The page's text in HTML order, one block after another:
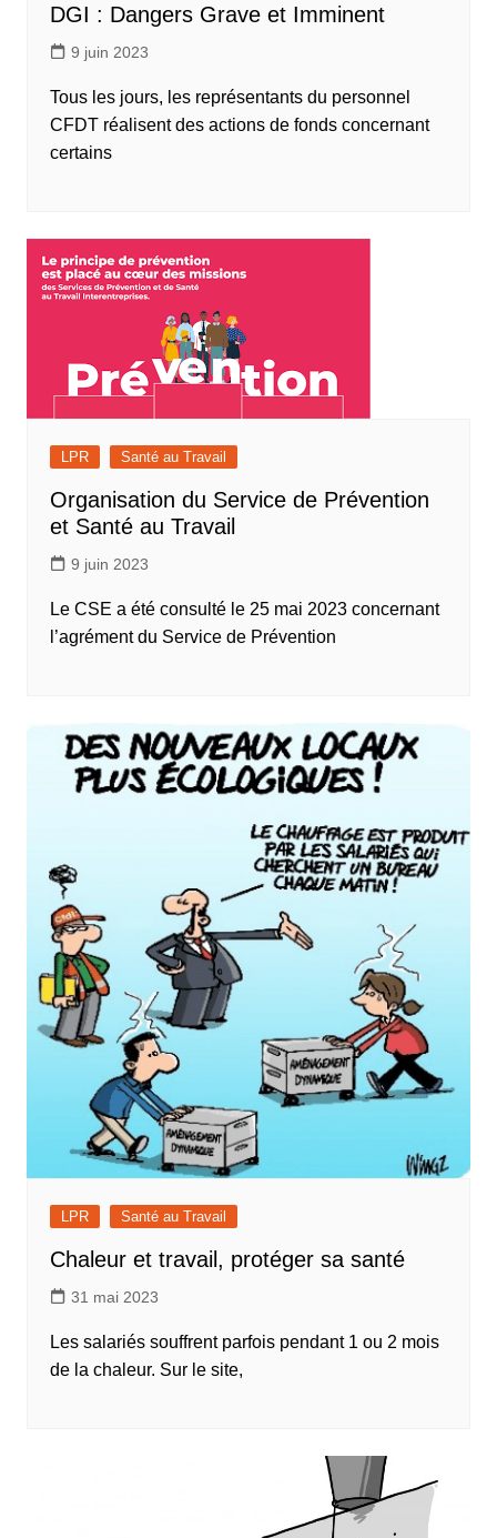
DGI : Dangers Grave et Imminent
9 juin 2023
Tous les jours, les représentants du personnel
CFDT réalisent des actions de fonds concernant
certains
LPR Santé au Travail
Organisation du Service de Prévention
et Santé au Travail
9 juin 2023
Le CSE a été consulté le 25 mai 2023 concernant
l’agrément du Service de Prévention
LPR Santé au Travail
Chaleur et travail, protéger sa santé
31 mai 2023
Les salariés souffrent parfois pendant 1 ou 2 mois
de la chaleur. Sur le site,